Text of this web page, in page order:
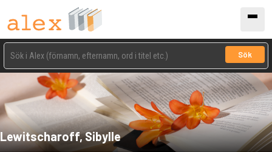
Sök
Lewitscharoff, Sibylle